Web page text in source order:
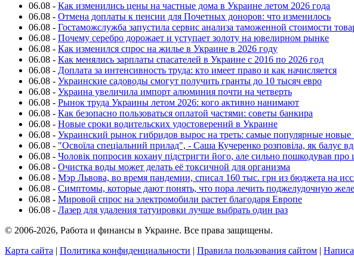
06.08 - Как изменились цены на частные дома в Украине летом 2026 года
06.08 - Отмена доплаты к пенсии для Почетных доноров: что изменилось
06.08 - Гостаможслужба запустила сервис анализа таможенной стоимости
06.08 - Почему серебро дорожает и уступает золоту на ювелирном рынке
06.08 - Как изменился спрос на жилье в Украине в 2026 году
06.08 - Как менялись зарплаты спасателей в Украине с 2016 по 2026 год
06.08 - Доплата за интенсивность труда: кто имеет право и как начисляется
06.08 - Украинские садоводы смогут получить гранты до 10 тысяч евро
06.08 - Украина увеличила импорт алюминия почти на четверть
06.08 - Рынок труда Украины летом 2026: кого активно нанимают
06.08 - Как безопасно пользоваться оплатой частями: советы банкира
06.08 - Новые сроки водительских удостоверений в Украине
06.08 - Украинский рынок гибридов вырос на треть: самые популярные
06.08 - "Освоїла спеціальний прилад", - Саша Кучеренко розповіла, як балує
06.08 - Чоловік попросив кохану підстригти його, але сильно пошкодував про
06.08 - Очистка воды может делать её токсичной для организма
06.08 - Мэр Львова, во время пандемии, списал 160 тыс. грн из бюджета на
06.08 - Симптомы, которые дают понять, что пора лечить поджелудочную
06.08 - Мировой спрос на электромобили растет благодаря Европе
06.08 - Лазер для удаления татуировки лучше выбрать один раз
© 2006-2026, Работа и финансы в Украине. Все права защищены.
Карта сайта | Политика конфиденциальности | Правила пользования сайтом |